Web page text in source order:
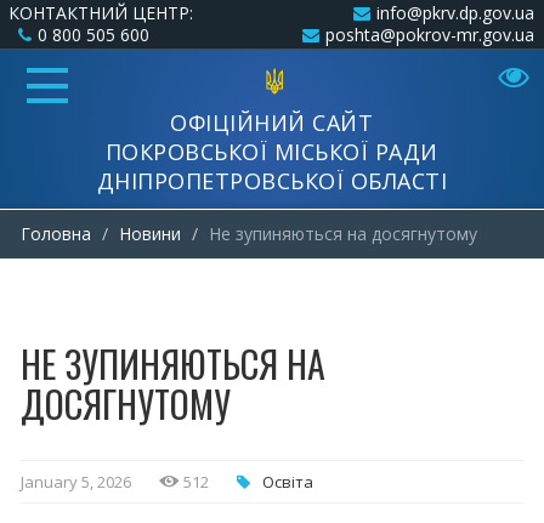
КОНТАКТНИЙ ЦЕНТР:
0 800 505 600
info@pkrv.dp.gov.ua
poshta@pokrov-mr.gov.ua
ОФІЦІЙНИЙ САЙТ
ПОКРОВСЬКОЇ МІСЬКОЇ РАДИ
ДНІПРОПЕТРОВСЬКОЇ ОБЛАСТІ
Головна Новини Не зупиняються на досягнутому
НЕ ЗУПИНЯЮТЬСЯ НА
ДОСЯГНУТОМУ
January 5, 2026 512 Освіта